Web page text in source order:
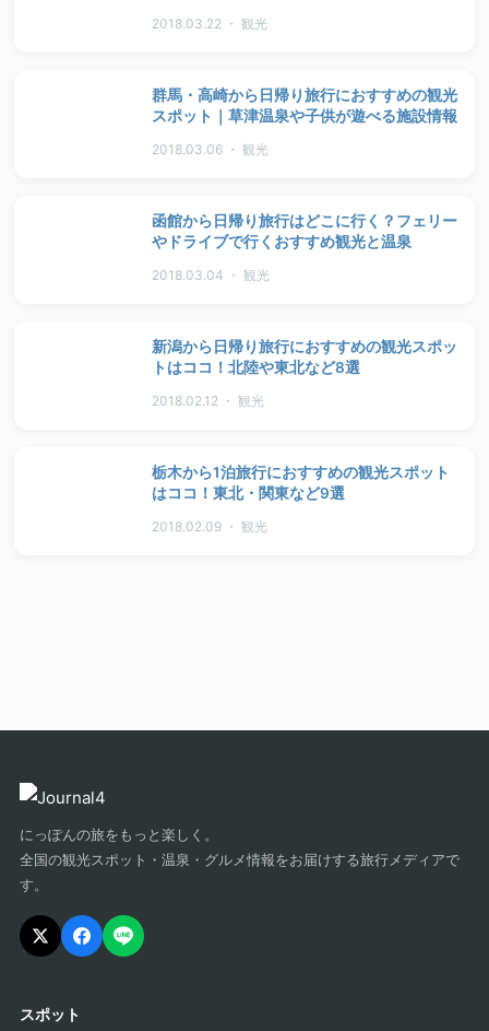
2018.03.22 ・ 観光
群馬・高崎から日帰り旅行におすすめの観光
スポット｜草津温泉や子供が遊べる施設情報
2018.03.06 ・ 観光
函館から日帰り旅行はどこに行く？フェリー
やドライブで行くおすすめ観光と温泉
2018.03.04 ・ 観光
新潟から日帰り旅行におすすめの観光スポッ
トはココ！北陸や東北など8選
2018.02.12 ・ 観光
栃木から1泊旅行におすすめの観光スポット
はココ！東北・関東など9選
2018.02.09 ・ 観光
にっぽんの旅をもっと楽しく。
全国の観光スポット・温泉・グルメ情報をお届けする旅行メディアで
す。
スポット